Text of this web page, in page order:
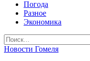
Погода
Разное
Экономика
Новости Гомеля